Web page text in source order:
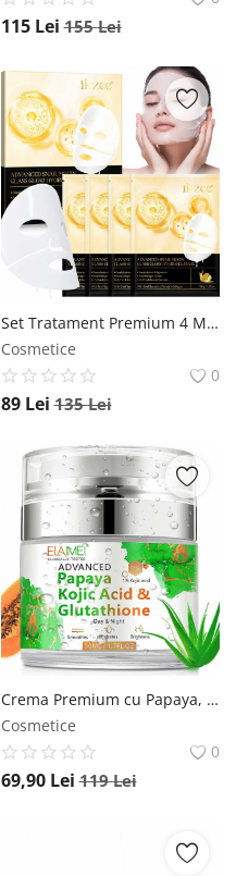
115 Lei 155Lei
Set Tratament Premium 4 Masti, Formula Avansata cu Secretie Filtrata de Melc si Colagen NOVA KISS
Cosmetice
0
89 Lei 135Lei
Crema Premium cu Papaya, Acid Kojic si Glutation, Formula Avansata, 50 ml NOVA KISS
Cosmetice
0
69,90 Lei 119Lei